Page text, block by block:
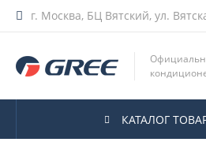
г. Москва, БЦ Вятский, ул.
КАТАЛОГ